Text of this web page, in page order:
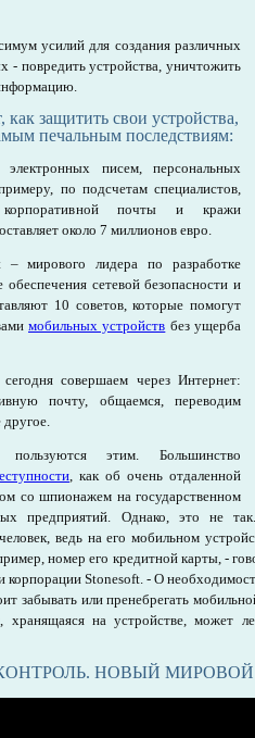
усилий для создания различных
- повредить устройства, уничтожить
защитить свои устройства,
печальным последствиям:
писем, персональных
по подсчетам специалистов,
корпоративной почты и кражи
около 7 миллионов евро.
– мирового лидера по разработке
сетевой безопасности и
10 советов, которые помогут
мобильных устройств без ущерба
совершаем через Интернет:
почту, общаемся, переводим
другое.
этим. Большинство
, как об очень отдаленной
со шпионажем на государственном
предприятий. Однако, это не
ведь на его мобильном
номер его кредитной карты, -
корпорации Stonesoft. - О
забывать или пренебрегать
хранящаяся на устройстве, может
НОВЫЙ